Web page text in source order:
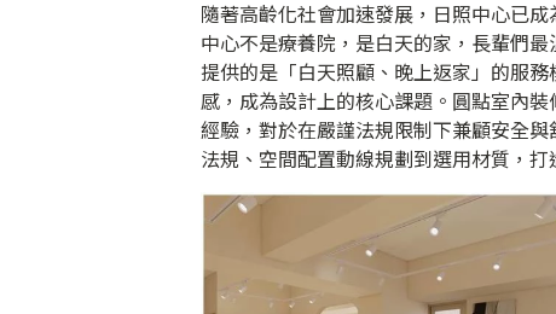
隨著高齡化社會加速發展，日照中心已
中心不是療養院，是白天的家，長輩們
提供的是「白天照顧、晚上返家」的服
感，成為設計上的核心課題。圓點室內
經驗，對於在嚴謹法規限制下兼顧安全
法規、空間配置動線規劃到選用材質，